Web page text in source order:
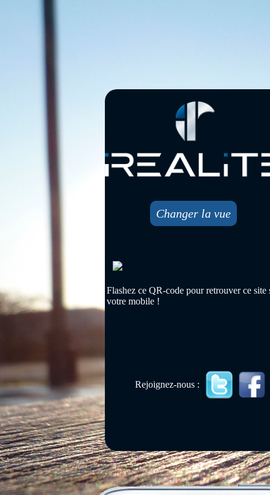
Changer la vue
Flashez ce QR-code pour retrouver ce site
votre mobile !
Rejoignez-nous :